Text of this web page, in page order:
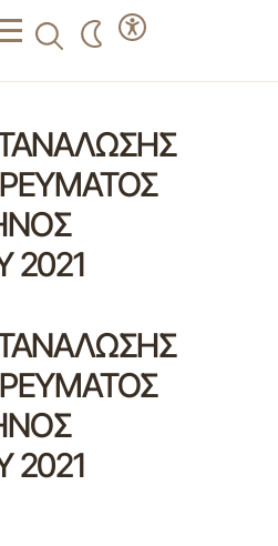
2021
2021